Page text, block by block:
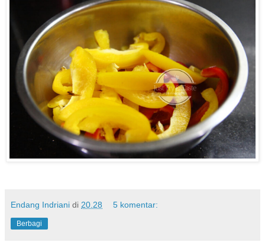
Endang Indriani di 20.28 5 komentar:
Berbagi